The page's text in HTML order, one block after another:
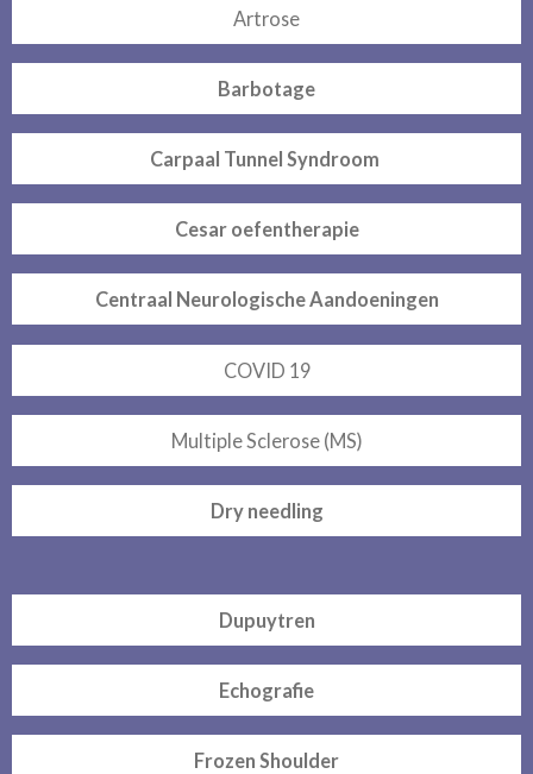
Artrose
Barbotage
Carpaal Tunnel Syndroom
Cesar oefentherapie
Centraal Neurologische Aandoeningen
COVID 19
Multiple Sclerose (MS)
Dry needling
Dupuytren
Echografie
Frozen Shoulder